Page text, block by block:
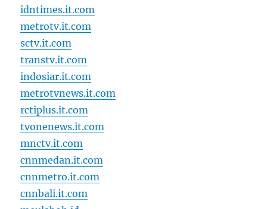
idntimes.it.com
metrotv.it.com
sctv.it.com
transtv.it.com
indosiar.it.com
metrotvnews.it.com
rctiplus.it.com
tvonenews.it.com
mnctv.it.com
cnnmedan.it.com
cnnmetro.it.com
cnnbali.it.com